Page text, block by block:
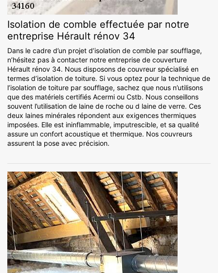
Isolation de comble effectuée par notre
entreprise Hérault rénov 34
Dans le cadre d’un projet d’isolation de comble par soufflage,
n’hésitez pas à contacter notre entreprise de couverture
Hérault rénov 34. Nous disposons de couvreur spécialisé en
termes d’isolation de toiture. Si vous optez pour la technique de
l’isolation de toiture par soufflage, sachez que nous n’utilisons
que des matériels certifiés Acermi ou Cstb. Nous conseillons
souvent l’utilisation de laine de roche ou d laine de verre. Ces
deux laines minérales répondent aux exigences thermiques
imposées. Elle est ininflammable, imputrescible, et sa qualité
assure un confort acoustique et thermique. Nos couvreurs
assurent la pose avec précision.